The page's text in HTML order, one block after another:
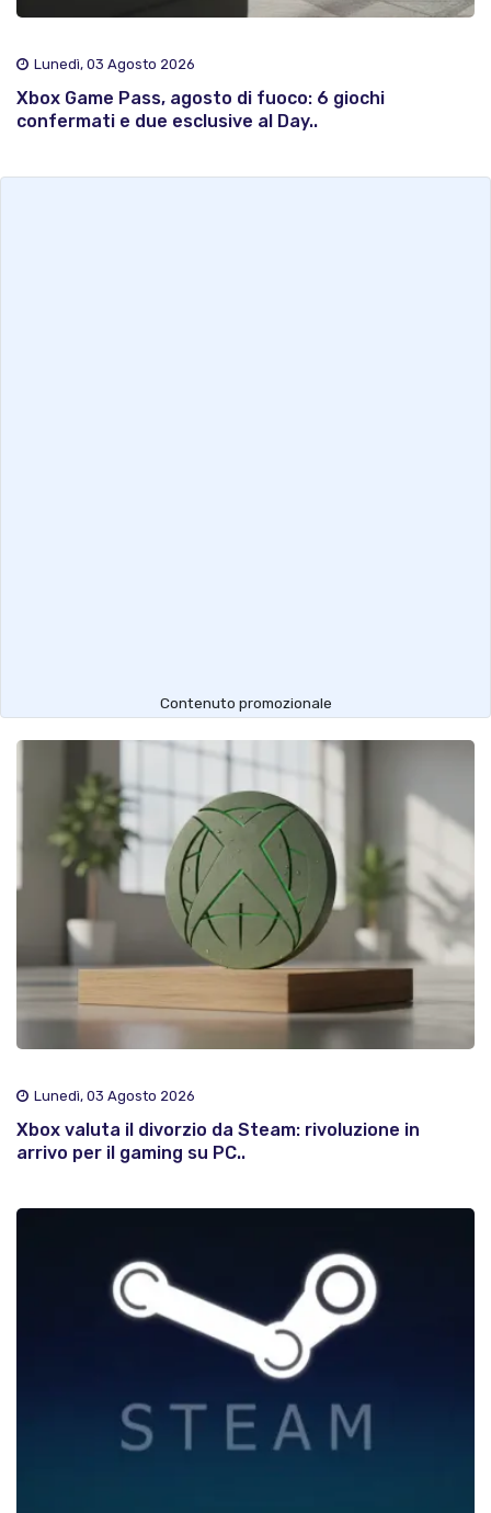
Lunedì, 03 Agosto 2026
Xbox Game Pass, agosto di fuoco: 6 giochi
confermati e due esclusive al Day..
Contenuto promozionale
Lunedì, 03 Agosto 2026
Xbox valuta il divorzio da Steam: rivoluzione in
arrivo per il gaming su PC..